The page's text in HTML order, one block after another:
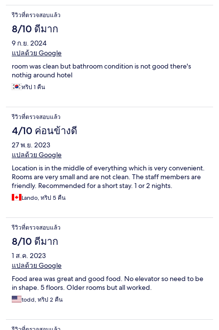
รีวิวที่ตรวจสอบแล้ว
8/10 ดีมาก
9 ก.ย. 2024
แปลด้วย Google
room was clean but bathroom condition is not good there's
nothig around hotel
ทริป 1 คืน
รีวิวที่ตรวจสอบแล้ว
4/10 ค่อนข้างดี
27 พ.ย. 2023
แปลด้วย Google
Location is in the middle of everything which is very convenient.
Rooms are very small and are not clean. The staff members are
friendly. Recommended for a short stay. 1 or 2 nights.
Lando, ทริป 5 คืน
รีวิวที่ตรวจสอบแล้ว
8/10 ดีมาก
1 ส.ค. 2023
แปลด้วย Google
Food area was great and good food. No elevator so need to be
in shape. 5 floors. Older rooms but all worked.
todd, ทริป 2 คืน